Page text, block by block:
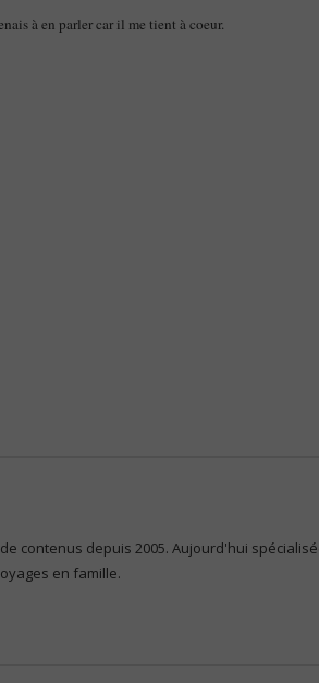
à en parler car il me tient à coeur.
contenus depuis 2005. Aujourd'hui
en famille.